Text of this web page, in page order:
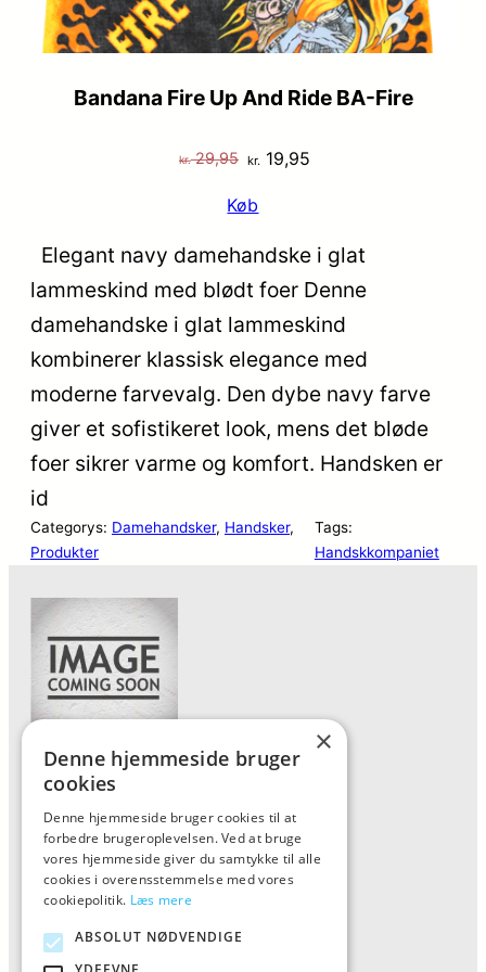
Bandana Fire Up And Ride BA-Fire
kr.29,95 Den
pris
var:
kr. 19,95
er:
kr. 19,95.
Køb
Elegant navy damehandske i glat
lammeskind med blødt foer Denne
damehandske i glat lammeskind
kombinerer klassisk elegance med
moderne farvevalg. Den dybe navy farve
giver et sofistikeret look, mens det bløde
foer sikrer varme og komfort. Handsken er
id
Categorys: Damehandsker, Handsker
Produkter
Tags:
Handskkompaniet
Forside
Vis alle produkter
Kontakt
Oversigt artikler
ALFA
×
Denne hjemmeside bruger
cookies
Denne hjemmeside bruger cookies til at
forbedre brugeroplevelsen. Ved at bruge
vores hjemmeside giver du samtykke til alle
cookies i overensstemmelse med vores
cookiepolitik. Læs mere
ABSOLUT NØDVENDIGE